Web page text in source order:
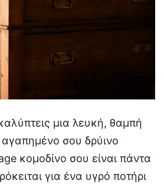
μια λευκή, θαμπή
σου δρύινο
κομοδίνο σου είναι πάντα
για ένα υγρό ποτήρι